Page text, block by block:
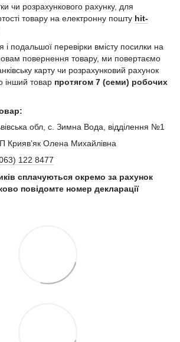
чи розрахункового рахунку, для
товару на електронну пошту hit-
і подальшої перевірки вмісту посилки на
повернення товару, ми повертаємо
карту чи розрахунковий рахунок
інший товар протягом 7 (семи) робочих
обл, с. Зимна Вода, відділення №1
Олена Михайлівна
122 8477
сплачуються окремо за рахунок
повідомте номер декларації